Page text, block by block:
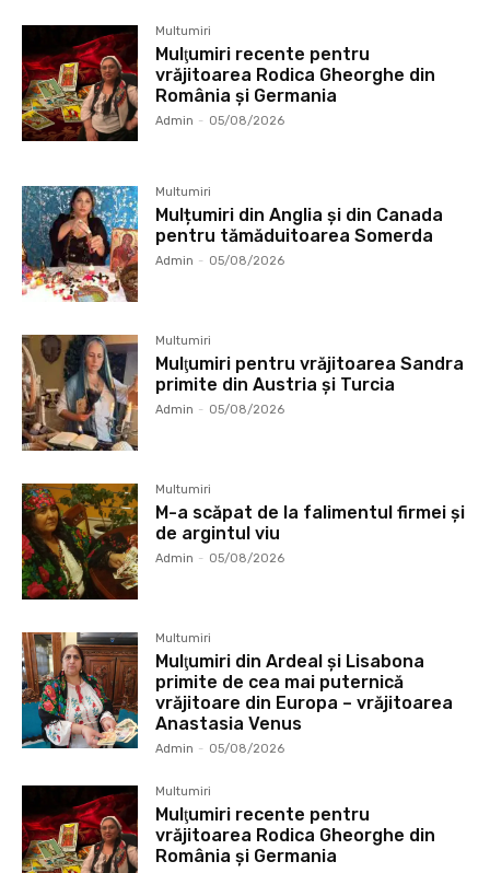
Multumiri
Mulţumiri recente pentru
vrăjitoarea Rodica Gheorghe din
România și Germania
Admin - 05/08/2026
Multumiri
Mulțumiri din Anglia și din Canada
pentru tămăduitoarea Somerda
Admin - 05/08/2026
Multumiri
Mulţumiri pentru vrăjitoarea Sandra
primite din Austria și Turcia
Admin - 05/08/2026
Multumiri
M-a scăpat de la falimentul firmei și
de argintul viu
Admin - 05/08/2026
Multumiri
Mulţumiri din Ardeal și Lisabona
primite de cea mai puternică
vrăjitoare din Europa – vrăjitoarea
Anastasia Venus
Admin - 05/08/2026
Multumiri
Mulţumiri recente pentru
vrăjitoarea Rodica Gheorghe din
România și Germania